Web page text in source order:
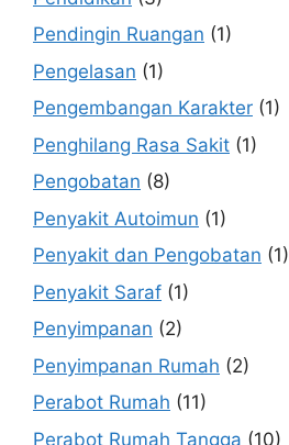
Pendingin Ruangan (1)
Pengelasan (1)
Pengembangan Karakter (1)
Penghilang Rasa Sakit (1)
Pengobatan (8)
Penyakit Autoimun (1)
Penyakit dan Pengobatan (1)
Penyakit Saraf (1)
Penyimpanan (2)
Penyimpanan Rumah (2)
Perabot Rumah (11)
Perabot Rumah Tangga (10)